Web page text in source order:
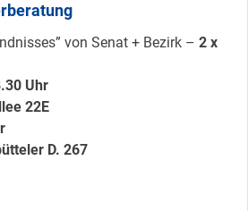
von Senat + Bezirk – 2 x
Uhr
22E
D. 267